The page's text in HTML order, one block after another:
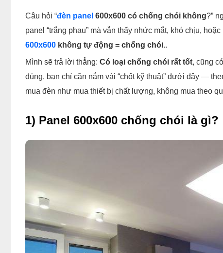
Câu hỏi “đèn panel 600x600 có chống chói không?”
panel “trắng phau” mà vẫn thấy nhức mắt, khó chịu,
600x600 không tự động = chống chói..
Mình sẽ trả lời thẳng: Có loại chống chói rất tốt, cũng
đúng, bạn chỉ cần nắm vài “chốt kỹ thuật” dưới đây —
mua đèn như mua thiết bị chất lượng, không mua theo
1) Panel 600x600 chống chói là gì?